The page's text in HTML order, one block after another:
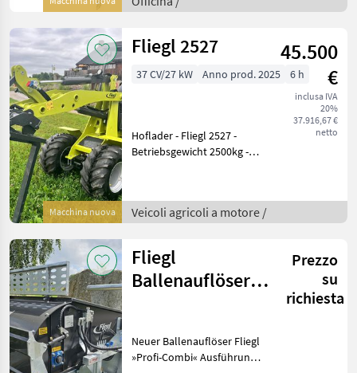
Werkstattpresse von
Macchina nuova
Fliegl 2527
45.500
€
inclusa IVA
20%
37.916,67 €
netto
37 CV/27 kW Anno prod. 2025 6 h
Hoflader - Fliegl 2527 -
Betriebsgewicht 2500kg -
2900mm - Länge: 2600mm -
Durchfahrhöhe: 2450mm -
Veicoli agricoli a motore /
Fliegl
Ballenauflöser
Prezzo
su
richiesta
Neuer Ballenauflöser Fliegl
»Profi-Combi« Ausführung